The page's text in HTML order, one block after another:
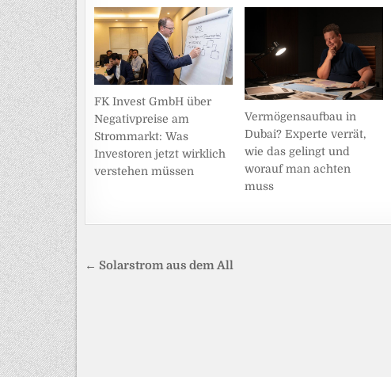
FK Invest GmbH über
Negativpreise am
Strommarkt: Was
Investoren jetzt wirklich
verstehen müssen
Vermögensaufbau in
Dubai? Experte verrät,
wie das gelingt und
worauf man achten
muss
Beitragsnavigation
← Solarstrom aus dem All